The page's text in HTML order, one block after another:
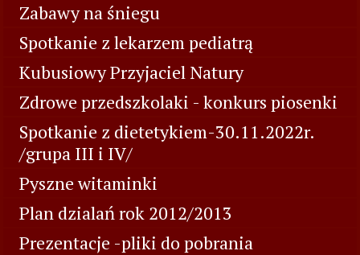
Zabawy na śniegu
Spotkanie z lekarzem pediatrą
Kubusiowy Przyjaciel Natury
Zdrowe przedszkolaki - konkurs piosenki
Spotkanie z dietetykiem-30.11.2022r.
/grupa III i IV/
Pyszne witaminki
Plan dzialań rok 2012/2013
Prezentacje -pliki do pobrania